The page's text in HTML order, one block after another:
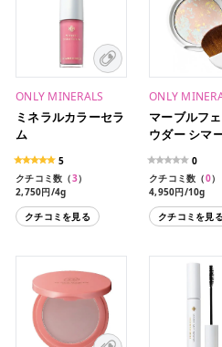
ONLY MINERALS
ミネラルカラーセラ
ム
5
クチコミ数（3）
2,750円/4g
クチコミを見る
ONLY
マーブルフ
ウダー シマ
0
クチコミ数（0）
4,950円/10g
クチコミを見る